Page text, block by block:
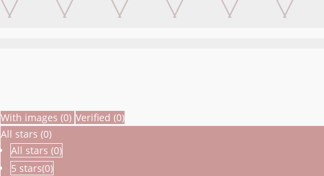
With images (0) Verified (0)
All stars (0)
All stars (0)
5 stars(0)